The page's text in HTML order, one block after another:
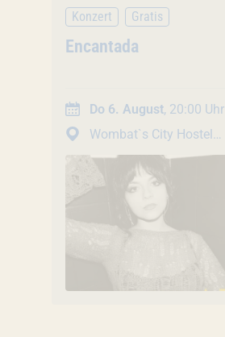
Konzert Gratis
Veranstaltung
Encantada
Do 6. August, 20:00 Uhr